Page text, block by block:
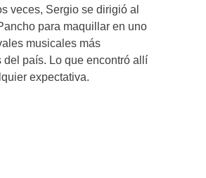
veces, Sergio se dirigió al
para maquillar en uno
musicales más
del país. Lo que encontró allí
expectativa.